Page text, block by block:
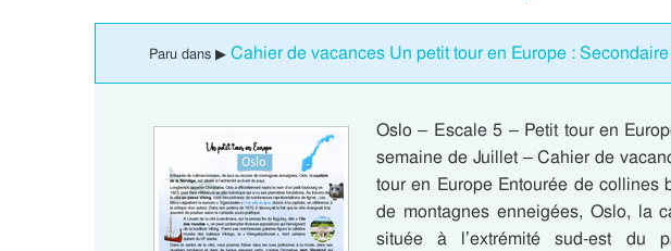
Paru dans ▶ Cahier de vacances Un petit tour en Europe :
Oslo – Escale 5 – Petit tour en
semaine de Juillet – Cahier de
tour en Europe Entourée de collines
de montagnes enneigées, Oslo, la
située à l’extrémité sud-est du